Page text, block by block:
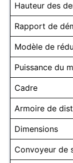
Hauteur des
Rapport de
Modèle de
Puissance du
Cadre
Armoire de
Dimensions
Convoyeur de